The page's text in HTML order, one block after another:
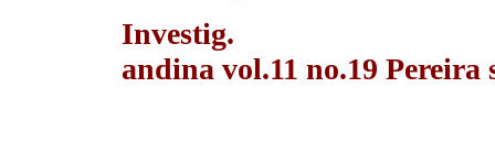
Investig.
andina vol.11 no.19 Pereira